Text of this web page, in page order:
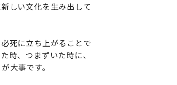
しい文化を生み出して
死に立ち上がることで
時、つまずいた時に、
大事です。